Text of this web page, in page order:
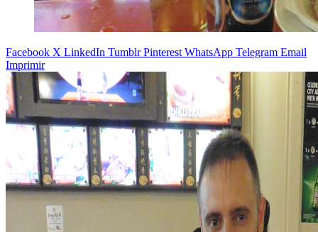
Facebook X LinkedIn Tumblr Pinterest WhatsApp Telegram Email
Imprimir